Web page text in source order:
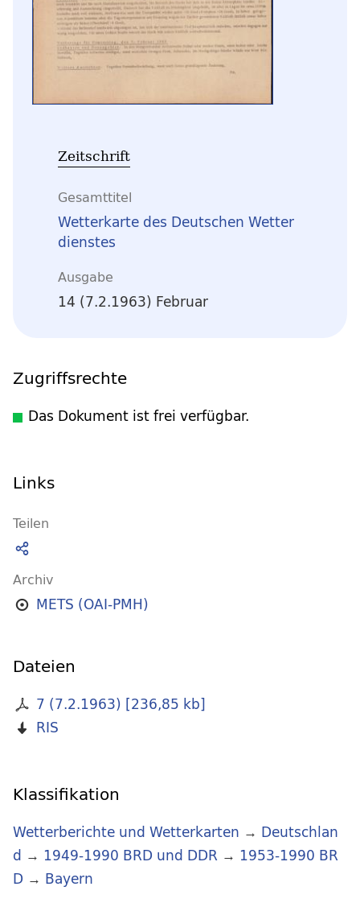
Zeitschrift
Gesamttitel
Wetterkarte des Deutschen Wetter
dienstes
Ausgabe
14 (7.2.1963) Februar
Zugriffsrechte
Das Dokument ist frei verfügbar.
Links
Teilen
Archiv
METS (OAI-PMH)
Dateien
7 (7.2.1963) [236,85 kb]
RIS
Klassifikation
Wetterberichte und Wetterkarten → Deutschlan
d → 1949-1990 BRD und DDR → 1953-1990 BR
D → Bayern